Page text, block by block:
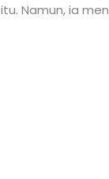
Namun, ia